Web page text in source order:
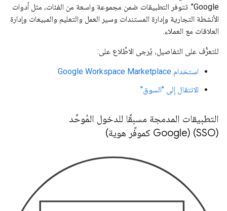
Google". تتوفر التطبيقات ضمن مجموعة واسعة من الفئات، مثل أدوات
الأنشطة التجارية وإدارة المستندات وسير العمل والتعليم والمبيعات وإدارة
العلاقات مع العملاء.
للتعرُّف على التفاصيل، يُرجى الاطِّلاع على:
استخدام Google Workspace Marketplace
الانتقال إلى "السوق"
التطبيقات المدمجة مسبقًا للدخول المُوحَّد
(SSO) (Google كموفِّر هوية)